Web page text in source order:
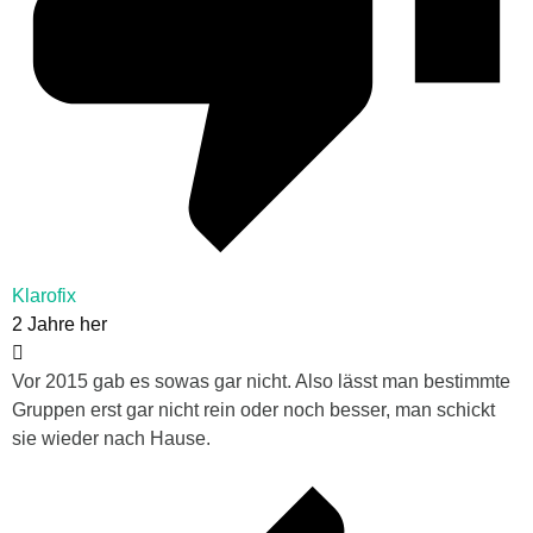
Klarofix
2 Jahre her
Vor 2015 gab es sowas gar nicht. Also lässt man bestimmte
Gruppen erst gar nicht rein oder noch besser, man schickt
sie wieder nach Hause.